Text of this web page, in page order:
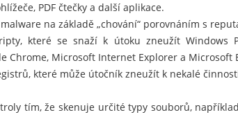
PDF čtečky a další aplikace.
na základě „chování“ porovnáním s
které se snaží k útoku zneužít Windows
Chrome, Microsoft Internet Explorer a Microsoft
které může útočník zneužít k nekalé
tím, že skenuje určité typy souborů,